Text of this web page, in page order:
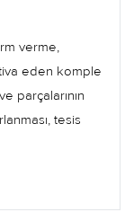
verme,
eden komple
parçalarının
tesis